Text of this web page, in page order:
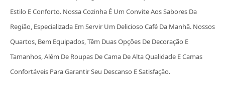
Estilo E Conforto. Nossa Cozinha É Um Convite Aos Sabores Da
Região, Especializada Em Servir Um Delicioso Café Da Manhã. Nossos
Quartos, Bem Equipados, Têm Duas Opções De Decoração E
Tamanhos, Além De Roupas De Cama De Alta Qualidade E Camas
Confortáveis Para Garantir Seu Descanso E Satisfação.